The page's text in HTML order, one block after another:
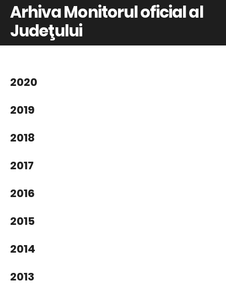
Arhiva Monitorul oficial al
Judeţului
2020
2019
2018
2017
2016
2015
2014
2013